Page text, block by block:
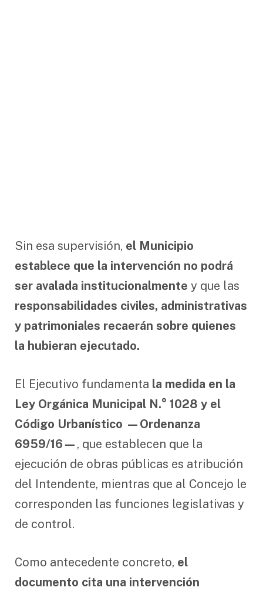
Sin esa supervisión, el Municipio
establece que la intervención no podrá
ser avalada institucionalmente y que las
responsabilidades civiles, administrativas
y patrimoniales recaerán sobre quienes
la hubieran ejecutado.
El Ejecutivo fundamenta la medida en la
Ley Orgánica Municipal N.° 1028 y el
Código Urbanístico —Ordenanza
6959/16— , que establecen que la
ejecución de obras públicas es atribución
del Intendente, mientras que al Concejo le
corresponden las funciones legislativas y
de control.
Como antecedente concreto, el
documento cita una intervención